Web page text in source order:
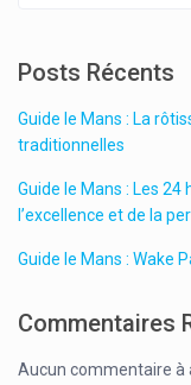
Posts Récents
Guide le Mans : La
traditionnelles
Guide le Mans : Les
l’excellence et de la
Guide le Mans : Wake
Commentaires
Aucun commentaire à